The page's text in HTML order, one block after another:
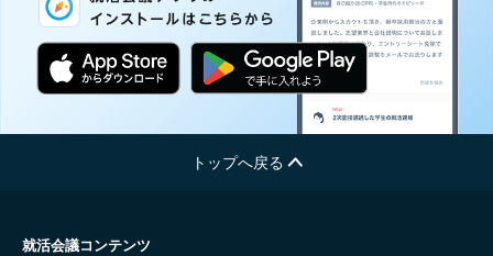
トップへ戻る
就活会議コンテンツ